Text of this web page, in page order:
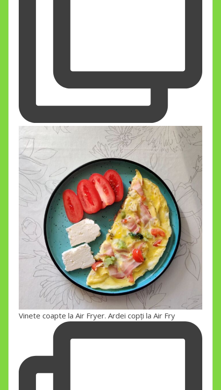
Vinete coapte la Air Fryer. Ardei copți la Air Fry